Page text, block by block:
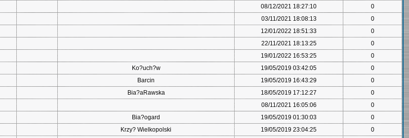
08/12/2021 18:27:10
0
03/11/2021 18:08:13
0
12/01/2022 18:51:33
0
22/11/2021 18:13:25
0
19/01/2022 16:53:25
0
Ko?uch?w 19/05/2019 03:42:05
0
Barcin 19/05/2019 16:43:29
0
Bia?aRawska 18/05/2019 17:12:27
0
08/11/2021 16:05:06
0
Bia?ogard 19/05/2019 01:30:03
0
Krzy? Wielkopolski 19/05/2019 23:04:25
0